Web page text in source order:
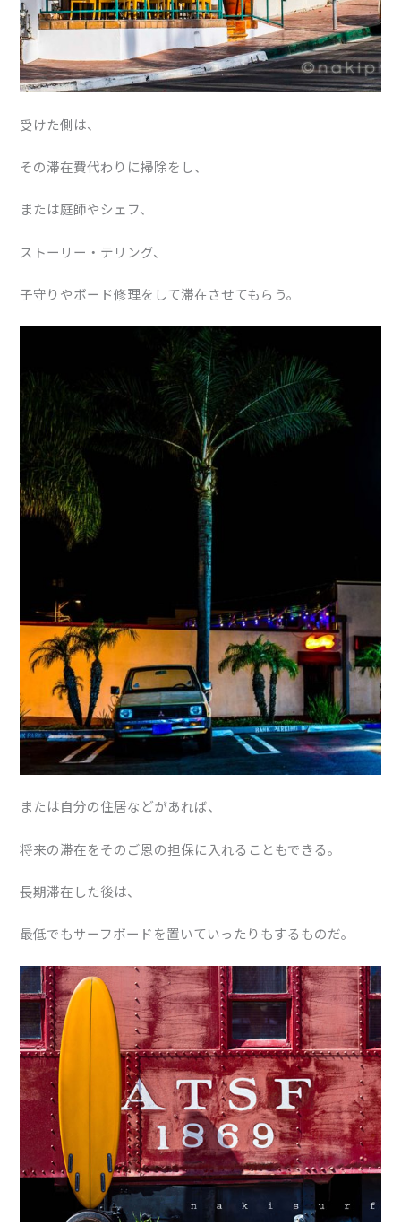
受けた側は、
その滞在費代わりに掃除をし、
または庭師やシェフ、
ストーリー・テリング、
子守りやボード修理をして滞在させてもらう。
または自分の住居などがあれば、
将来の滞在をそのご恩の担保に入れることもできる。
長期滞在した後は、
最低でもサーフボードを置いていったりもするものだ。